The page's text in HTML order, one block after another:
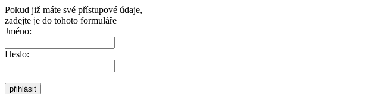
Pokud již máte své přístupové údaje,
zadejte je do tohoto formuláře
Jméno:
Heslo:
přihlásit